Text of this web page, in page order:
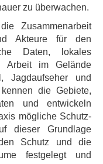
zu überwachen.
Zusammenarbeit
Akteure für den
Daten, lokales
Arbeit im Gelände
Jagdaufseher und
die Gebiete,
und entwickeln
mögliche Schutz-
dieser Grundlage
Schutz und die
festgelegt und